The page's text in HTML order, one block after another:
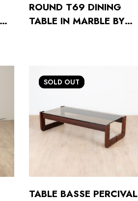
ROUND T69 DINING
TABLE IN MARBLE BY
SOLD OUT
TABLE BASSE PERCIVAL